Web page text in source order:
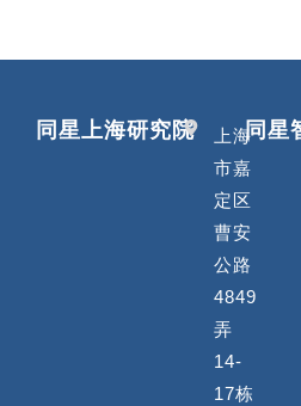
同星上海研究院
上海
市嘉
定区
曹安
公路
4849
弄
14-
17栋
同星